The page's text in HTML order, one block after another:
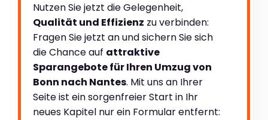
Nutzen Sie jetzt die Gelegenheit,
Qualität und Effizienz zu verbinden:
Fragen Sie jetzt an und sichern Sie sich
die Chance auf attraktive
Sparangebote für Ihren Umzug von
Bonn nach Nantes. Mit uns an Ihrer
Seite ist ein sorgenfreier Start in Ihr
neues Kapitel nur ein Formular entfernt: